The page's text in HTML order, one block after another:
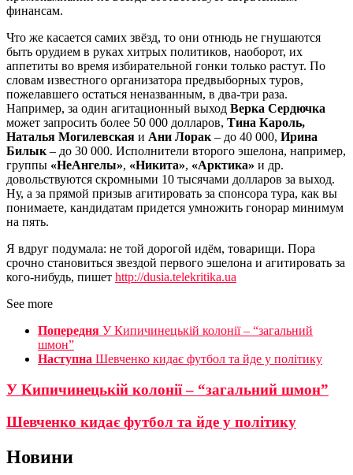
финансам.
Что же касается самих звёзд, то они отнюдь не гнушаются
быть орудием в руках хитрых политиков, наоборот, их
аппетиты во время избирательной гонки только растут. По
словам известного организатора предвыборных туров,
пожелавшего остаться неназванным, в два-три раза.
Например, за один агитационный выход Верка Сердючка
может запросить более 50 000 долларов, Тина Кароль,
Наталья Могилевская и Ани Лорак – до 40 000, Ирина
Билык – до 30 000. Исполнители второго эшелона, например,
группы «НеАнгелы», «Никита», «Арктика» и др.
довольствуются скромными 10 тысячами долларов за выход.
Ну, а за прямой призыв агитировать за спонсора тура, как вы
понимаете, кандидатам придется умножить гонорар минимум
на пять.
Я вдруг подумала: не той дорогой идём, товарищи. Пора
срочно становиться звездой первого эшелона и агитировать за
кого-нибудь, пишет http://dusia.telekritika.ua
See more
Попередня У Кипичинецькій колонії – “загальний
шмон”
Наступна Шевченко кидає футбол та йде у політику
У Кипичинецькій колонії – “загальний шмон”
Шевченко кидає футбол та йде у політику
Новини